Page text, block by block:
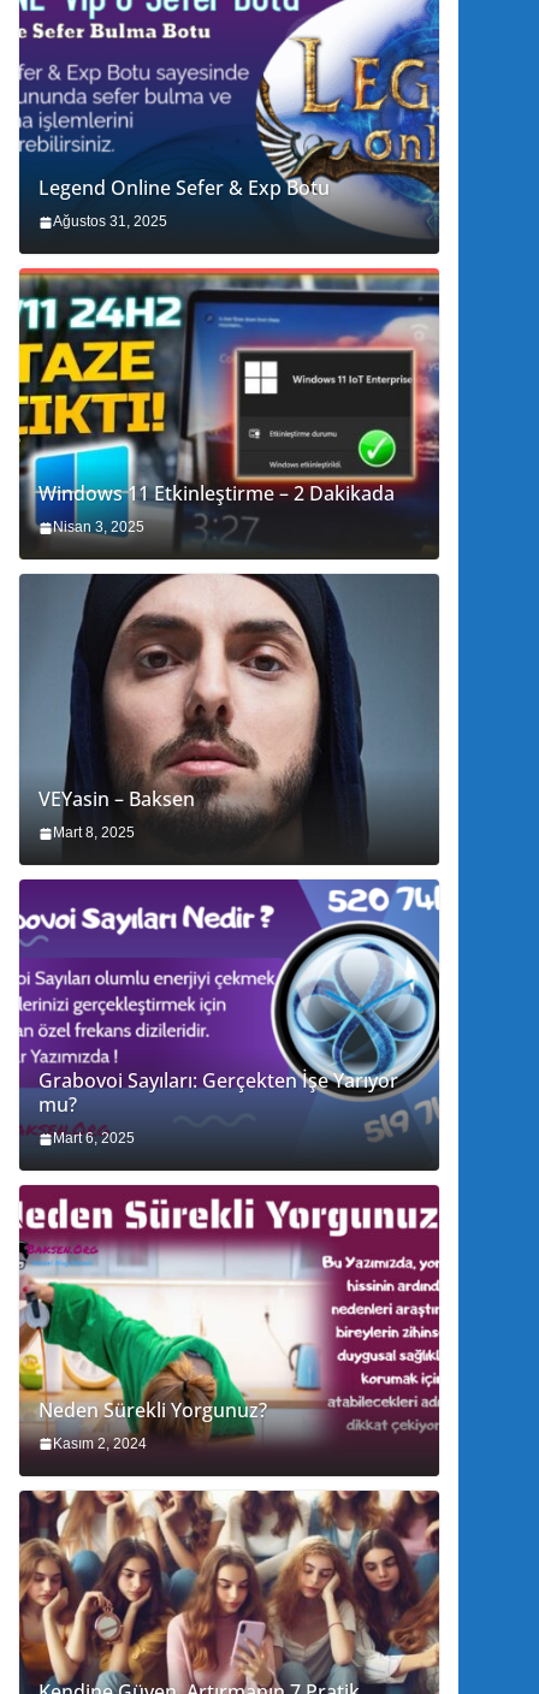
Legend Online Sefer & Exp Botu
Ağustos 31, 2025
Windows 11 Etkinleştirme – 2 Dakikada
Nisan 3, 2025
VEYasin – Baksen
Mart 8, 2025
Grabovoi Sayıları: Gerçekten İşe Yarıyor
mu?
Mart 6, 2025
Neden Sürekli Yorgunuz?
Kasım 2, 2024